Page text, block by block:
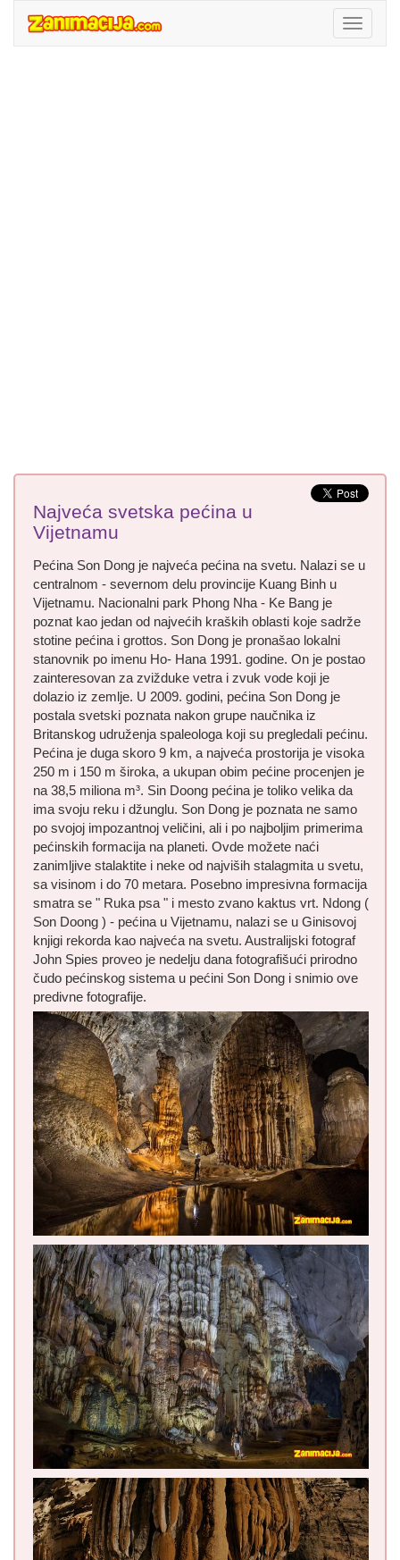
Najveća svetska pećina u
Vijetnamu
Pećina Son Dong je najveća pećina na svetu. Nalazi se u
centralnom - severnom delu provincije Kuang Binh u
Vijetnamu. Nacionalni park Phong Nha - Ke Bang je
poznat kao jedan od najvećih kraških oblasti koje sadrže
stotine pećina i grottos. Son Dong je pronašao lokalni
stanovnik po imenu Ho- Hana 1991. godine. On je postao
zainteresovan za zvižduke vetra i zvuk vode koji je
dolazio iz zemlje. U 2009. godini, pećina Son Dong je
postala svetski poznata nakon grupe naučnika iz
Britanskog udruženja spaleologa koji su pregledali pećinu.
Pećina je duga skoro 9 km, a najveća prostorija je visoka
250 m i 150 m široka, a ukupan obim pećine procenjen je
na 38,5 miliona m³. Sin Doong pećina je toliko velika da
ima svoju reku i džunglu. Son Dong je poznata ne samo
po svojoj impozantnoj veličini, ali i po najboljim primerima
pećinskih formacija na planeti. Ovde možete naći
zanimljive stalaktite i neke od najviših stalagmita u svetu,
sa visinom i do 70 metara. Posebno impresivna formacija
smatra se " Ruka psa " i mesto zvano kaktus vrt. Ndong (
Son Doong ) - pećina u Vijetnamu, nalazi se u Ginisovoj
knjigi rekorda kao najveća na svetu. Australijski fotograf
John Spies proveo je nedelju dana fotografišući prirodno
čudo pećinskog sistema u pećini Son Dong i snimio ove
predivne fotografije.